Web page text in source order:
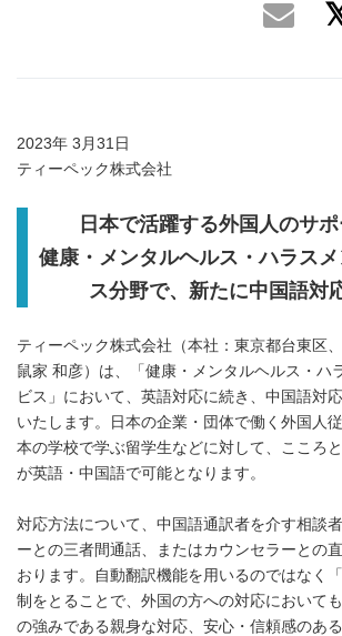
2023年 3月31日
ティーペック株式会社
日本で活躍する外国人のサ
健康・メンタルヘルス・ハラス
ス分野で、新たに中国語対
ティーペック株式会社（本社：東京都台東区
鼠家 和彦）は、「健康・メンタルヘルス・ハ
ビス」において、英語対応に続き、中国語対
いたします。日本の企業・団体で働く外国人
本の学校で学ぶ留学生などに対して、こころ
が英語・中国語で可能となります。
対応方法について、中国語通訳者を介す相談
ーとの三者間通話、またはカウンセラーとの
おります。自動翻訳機能を用いるのではなく
制をとることで、外国の方への対応において
の強みである親身な対応、安心・信頼感のあ